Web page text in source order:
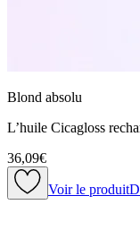
Blond absolu
L’huile Cicagloss
36,09€
Voir le produit